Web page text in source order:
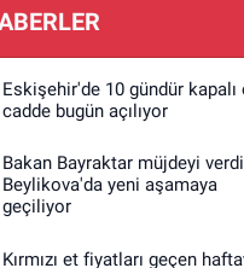
Eskişehir'de 10 gündür kapalı
cadde bugün açılıyor
Bakan Bayraktar müjdeyi
Beylikova'da yeni aşamaya
geçiliyor
Kırmızı et fiyatları geçen